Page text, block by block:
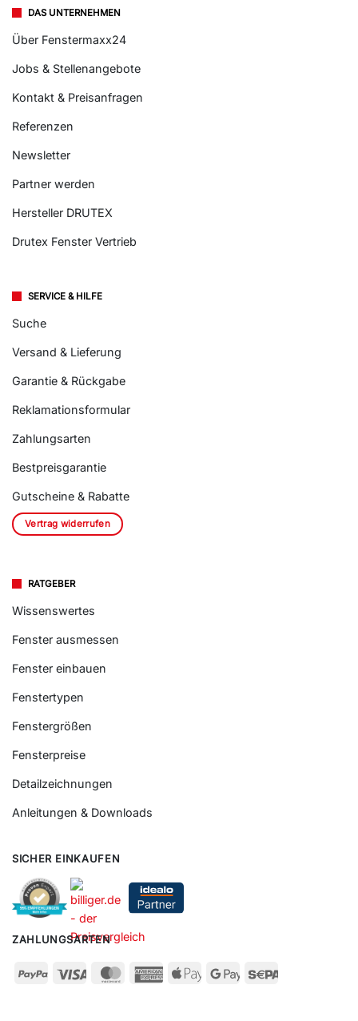
DAS UNTERNEHMEN
Über Fenstermaxx24
Jobs & Stellenangebote
Kontakt & Preisanfragen
Referenzen
Newsletter
Partner werden
Hersteller DRUTEX
Drutex Fenster Vertrieb
SERVICE & HILFE
Suche
Versand & Lieferung
Garantie & Rückgabe
Reklamationsformular
Zahlungsarten
Bestpreisgarantie
Gutscheine & Rabatte
Vertrag widerrufen
RATGEBER
Wissenswertes
Fenster ausmessen
Fenster einbauen
Fenstertypen
Fenstergrößen
Fensterpreise
Detailzeichnungen
Anleitungen & Downloads
SICHER EINKAUFEN
ZAHLUNGSARTEN